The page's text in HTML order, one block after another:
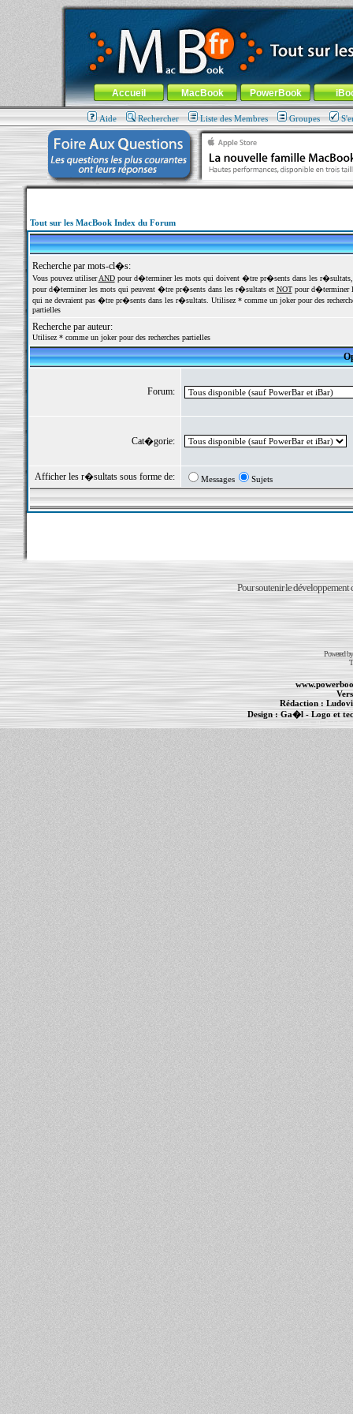
MacBook-fr.com : 100% Apple... 100% nomade !
Aller au contenu-Aller au menu général-Aller au menu de
Menu général
Accueil MacBook PowerBook
Aide Rechercher Liste des Membres Groupes
Tout sur les MacBook Index du Forum
Recherche par mots-cl�s:
Vous pouvez utiliserANDpour d�terminer les mots qui doivent �tre pr�sents dans les
pour d�terminer les mots qui peuvent �tre pr�sents dans les r�sultats et NOTpour d�terminer
qui ne devraient pas �tre pr�sents dans les r�sultats. Utilisez * comme un joker pour des
partielles
Recherche par auteur:
Utilisez * comme un joker pour des recherches partielles
Forum:
Cat�gorie:
Afficher les r�sultats sous forme de: Messages Sujets
Pour soutenir le développement
Powered
Rédaction :
Design : Ga�l- Logo et